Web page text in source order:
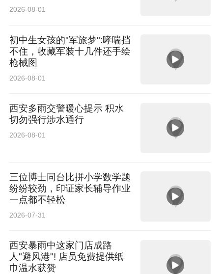
2026-08-01
初中生女孩的"军旅梦":哮喘挡
不住，收藏军装十几件还手绘
枪械图
2026-08-01
西安多雨交警暖心提示 积水
切勿强行涉水通行
2026-08-01
三位博士同台比拼小学数学题
纷纷较劲，印证家长辅导作业
一点都不轻松
2026-07-31
西安暴雨中这家门店成路
人"避风港"! 店员免费提供纸
巾温水获赞